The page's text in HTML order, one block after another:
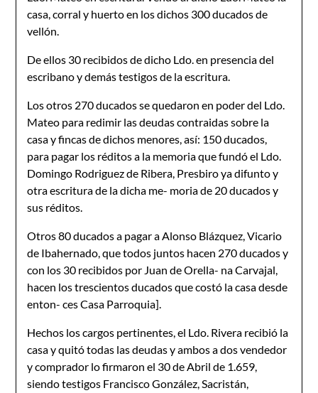
casa, corral y huerto en los dichos 300 ducados de
vellón.
De ellos 30 recibidos de dicho Ldo. en presencia del
escribano y demás testigos de la escritura.
Los otros 270 ducados se quedaron en poder del Ldo.
Mateo para redimir las deudas contraidas sobre la
casa y fincas de dichos menores, así: 150 ducados,
para pagar los réditos a la memoria que fundó el Ldo.
Domingo Rodriguez de Ribera, Presbiro ya difunto y
otra escritura de la dicha me- moria de 20 ducados y
sus réditos.
Otros 80 ducados a pagar a Alonso Blázquez, Vicario
de Ibahernado, que todos juntos hacen 270 ducados y
con los 30 recibidos por Juan de Orella- na Carvajal,
hacen los trescientos ducados que costó la casa desde
enton- ces Casa Parroquia].
Hechos los cargos pertinentes, el Ldo. Rivera recibió la
casa y quitó todas las deudas y ambos a dos vendedor
y comprador lo firmaron el 30 de Abril de 1.659,
siendo testigos Francisco González, Sacristán,